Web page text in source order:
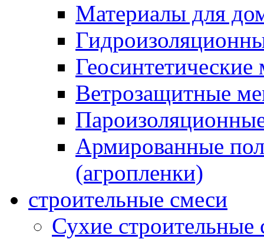
Материалы для
Геосинтетические
Ветрозащитные
Армированные
(агропленки)
строительные смеси
Сухие строительные